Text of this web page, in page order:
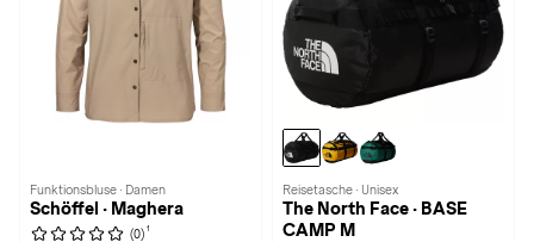
Funktionsbluse · Damen
Schöffel · Maghera
(0) 1
Reisetasche · Unisex
The North Face · BASE
CAMP M